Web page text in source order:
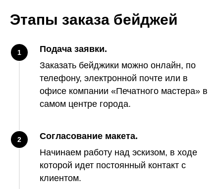
Этапы заказа бейджей
1
Подача заявки.
Заказать бейджики можно онлайн, по
телефону, электронной почте или в
офисе компании «Печатного мастера» в
самом центре города.
2
Согласование макета.
Начинаем работу над эскизом, в ходе
которой идет постоянный контакт с
клиентом.